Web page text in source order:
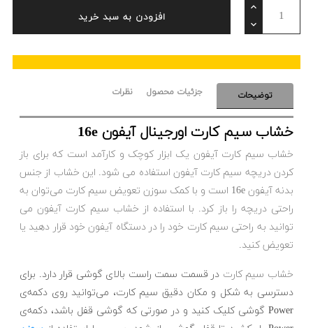
افزودن به سبد خرید
توضیحات جزئیات محصول نظرات
خشاب سیم کارت اورجینال آیفون 16e
خشاب سیم کارت آیفون یک ابزار کوچک و کارآمد است که برای باز
کردن دریچه سیم کارت آیفون استفاده می شود. این خشاب از جنس
بدنه آیفون 16e است و با کمک سوزن تعویض سیم کارت می‌توان به
راحتی دریچه را باز کرد. با استفاده از خشاب سیم کارت آیفون می
توانید به راحتی سیم کارت خود را در دستگاه آیفون خود قرار دهید یا
تعویض کنید.
خشاب سیم کارت در قسمت سمت راست بالای گوشی قرار دارد. برای
دسترسی به شکل و مکان دقیق سیم کارت، می‌توانید روی دکمه‌ی
Power گوشی کلیک کنید و در صورتی که گوشی قفل باشد، دکمه‌ی